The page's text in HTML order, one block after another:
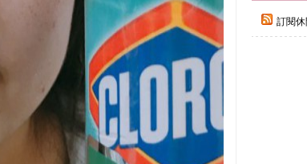
訂閱